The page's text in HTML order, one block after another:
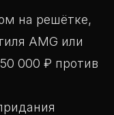
на решётке,
AMG или
000 ₽ против